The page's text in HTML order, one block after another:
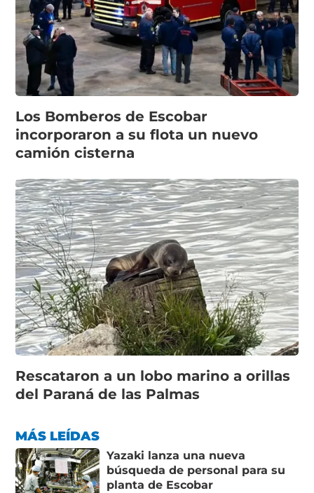
Los Bomberos de Escobar
incorporaron a su flota un nuevo
camión cisterna
Rescataron a un lobo marino a orillas
del Paraná de las Palmas
MÁS LEÍDAS
Yazaki lanza una nueva
búsqueda de personal para su
planta de Escobar